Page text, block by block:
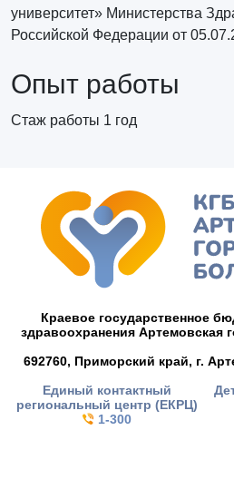
университет» Министерства
Российской Федерации от
Опыт работы
Стаж работы 1 год
Краевое государственное
здравоохранения Артемовская
692760, Приморский край, г.
Единый контактный
региональный центр (ЕКРЦ)
1-300